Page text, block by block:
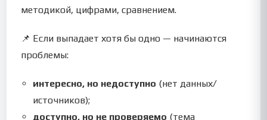
методикой, цифрами, сравнением.
📌 Если выпадает хотя бы одно — начинаются
проблемы:
интересно, но недоступно (нет данных/
источников);
доступно, но не проверяемо (тема